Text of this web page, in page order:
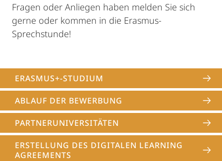
Fragen oder Anliegen haben melden Sie sich
gerne oder kommen in die Erasmus-
Sprechstunde!
ERASMUS+-STUDIUM
ABLAUF DER BEWERBUNG
PARTNER­UNIVERSITÄTEN
ERSTELLUNG DES DIGITALEN LEARNING
AGREEMENTS